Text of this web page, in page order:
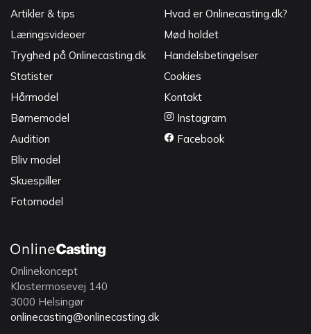
Artikler & tips
Læringsvideoer
Tryghed på Onlinecasting.dk
Statister
Hårmodel
Børnemodel
Audition
Bliv model
Skuespiller
Fotomodel
Hvad er Onlinecasting.dk?
Mød holdet
Handelsbetingelser
Cookies
Kontakt
Instagram
Facebook
Onlinekoncept
Klostermosevej 140
3000 Helsingør
onlinecasting@onlinecasting.dk